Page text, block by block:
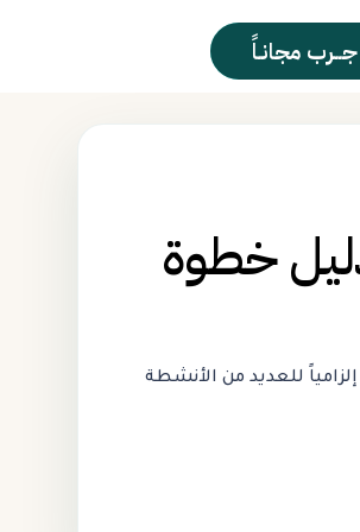
جــرب مجانـاً
منظومة الإيصال الإلكتروني بمصر 2025: دليل خطوة
للعديد من الأنشطة